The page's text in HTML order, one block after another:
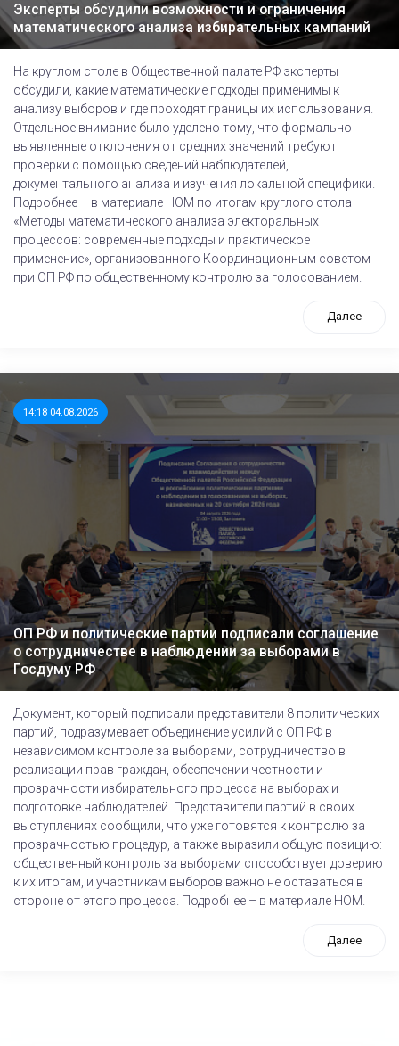
Эксперты обсудили возможности и ограничения
математического анализа избирательных кампаний
На круглом столе в Общественной палате РФ эксперты
обсудили, какие математические подходы применимы к
анализу выборов и где проходят границы их использования.
Отдельное внимание было уделено тому, что формально
выявленные отклонения от средних значений требуют
проверки с помощью сведений наблюдателей,
документального анализа и изучения локальной специфики.
Подробнее – в материале НОМ по итогам круглого стола
«Методы математического анализа электоральных
процессов: современные подходы и практическое
применение», организованного Координационным советом
при ОП РФ по общественному контролю за голосованием.
Далее
14:18 04.08.2026
ОП РФ и политические партии подписали соглашение
о сотрудничестве в наблюдении за выборами в
Госдуму РФ
Документ, который подписали представители 8 политических
партий, подразумевает объединение усилий с ОП РФ в
независимом контроле за выборами, сотрудничество в
реализации прав граждан, обеспечении честности и
прозрачности избирательного процесса на выборах и
подготовке наблюдателей. Представители партий в своих
выступлениях сообщили, что уже готовятся к контролю за
прозрачностью процедур, а также выразили общую позицию:
общественный контроль за выборами способствует доверию
к их итогам, и участникам выборов важно не оставаться в
стороне от этого процесса. Подробнее – в материале НОМ.
Далее